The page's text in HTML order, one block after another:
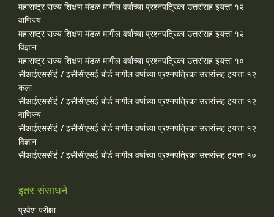
महाराष्ट्र राज्य शिक्षण मंडळ मागील वर्षाच्या प्रश्‍नपत्रिका उत्तरांसह इयत्ता १२
वाणिज्य
महाराष्ट्र राज्य शिक्षण मंडळ मागील वर्षाच्या प्रश्‍नपत्रिका उत्तरांसह इयत्ता १२
विज्ञान
महाराष्ट्र राज्य शिक्षण मंडळ मागील वर्षाच्या प्रश्‍नपत्रिका उत्तरांसह इयत्ता १०
सीआईएससीई / इसीसीएसई बोर्ड मागील वर्षाच्या प्रश्‍नपत्रिका उत्तरांसह इयत्ता १२
कला
सीआईएससीई / इसीसीएसई बोर्ड मागील वर्षाच्या प्रश्‍नपत्रिका उत्तरांसह इयत्ता १२
वाणिज्य
सीआईएससीई / इसीसीएसई बोर्ड मागील वर्षाच्या प्रश्‍नपत्रिका उत्तरांसह इयत्ता १२
विज्ञान
सीआईएससीई / इसीसीएसई बोर्ड मागील वर्षाच्या प्रश्‍नपत्रिका उत्तरांसह इयत्ता १०
इतर संसाधने
प्रवेश परीक्षा